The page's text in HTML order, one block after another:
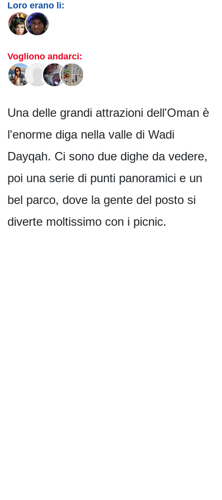
Loro erano li:
Vogliono andarci:
Una delle grandi attrazioni dell'Oman è
l'enorme diga nella valle di Wadi
Dayqah. Ci sono due dighe da vedere,
poi una serie di punti panoramici e un
bel parco, dove la gente del posto si
diverte moltissimo con i picnic.